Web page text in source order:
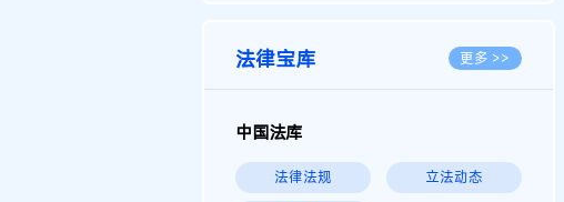
法律宝库 更多 >>
中国法库
法律法规 立法动态